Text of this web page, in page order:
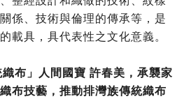
係、技術與倫理的傳承等，是
載具，具代表性之文化意義。
織布」人間國寶 許春美，承襲家
布技藝，推動排灣族傳統織布